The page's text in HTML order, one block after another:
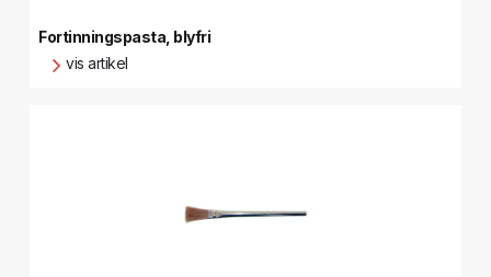
Fortinningspasta, blyfri
vis artikel